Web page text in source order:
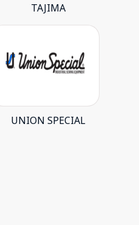
TAJIMA
UNION SPECIAL